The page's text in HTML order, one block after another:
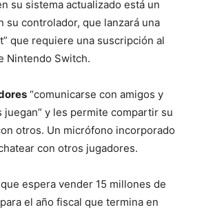
su sistema actualizado está un
su controlador, que lanzará una
que requiere una suscripción al
Nintendo Switch.
“comunicarse con amigos y
y les permite compartir su
otros. Un micrófono incorporado
con otros jugadores.
espera vender 15 millones de
el año fiscal que termina en